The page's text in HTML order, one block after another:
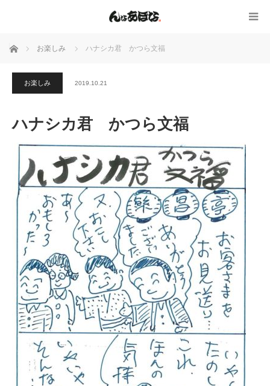
ホーム お楽しみ ハナシカ君 かつら文福
お楽しみ 2019.10.21
ハナシカ君 かつら文福